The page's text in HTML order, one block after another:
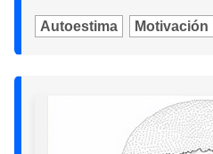
Autoestima Motivación